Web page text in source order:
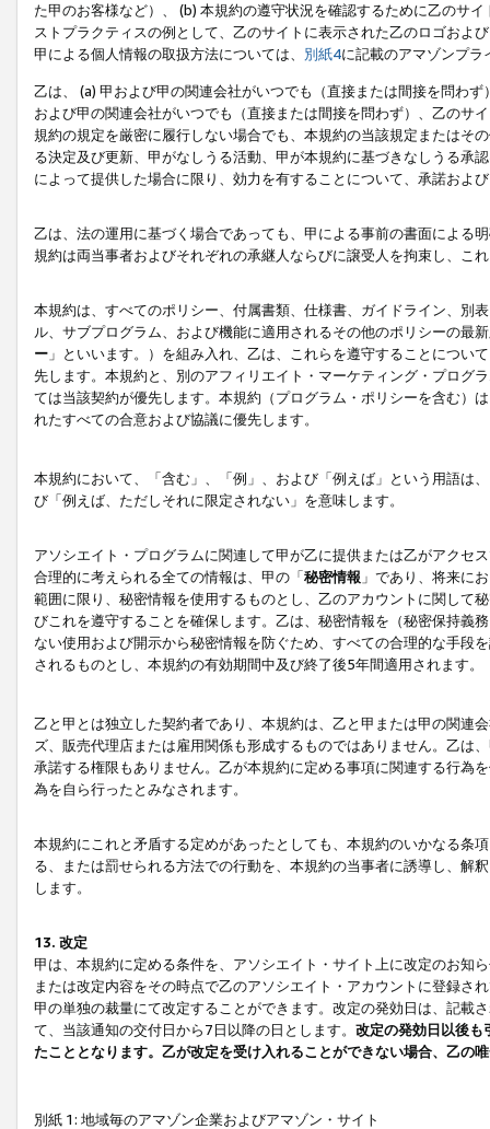
た甲のお客様など）、 (b) 本規約の遵守状況を確認するために乙のサ
ストプラクティスの例として、乙のサイトに表示された乙のロゴおよ
甲による個人情報の取扱方法については、 別紙4に記載のアマゾンプ
乙は、 (a) 甲および甲の関連会社がいつでも（直接または間接を問わ
および甲の関連会社がいつでも（直接または間接を問わず）、乙のサ
規約の規定を厳密に履行しない場合でも、本規約の当該規定またはそ
る決定及び更新、甲がなしうる活動、甲が本規約に基づきなしうる承
によって提供した場合に限り、効力を有することについて、承諾およ
乙は、法の運用に基づく場合であっても、甲による事前の書面による
規約は両当事者およびそれぞれの承継人ならびに譲受人を拘束し、こ
本規約は、すべてのポリシー、付属書類、仕様書、ガイドライン、別
ル、サブプログラム、および機能に適用されるその他のポリシーの最
ー 」といいます。）を組み入れ、乙は、これらを遵守することにつ
先します。本規約と、別のアフィリエイト・マーケティング・プログ
ては当該契約が優先します。本規約（プログラム・ポリシーを含む）
れたすべての合意および協議に優先します。
本規約において、「含む」、「例」、および「例えば」という用語は
び「例えば、ただしそれに限定されない」を意味します。
アソシエイト・プログラムに関連して甲が乙に提供または乙がアクセ
合理的に考えられる全ての情報は、甲の「秘密情報 」であり、将来に
範囲に限り、秘密情報を使用するものとし、乙のアカウントに関して
びこれを遵守することを確保します。乙は、秘密情報を（秘密保持義
ない使用および開示から秘密情報を防ぐため、すべての合理的な手段
されるものとし、本規約の有効期間中及び終了後5年間適用されます。
乙と甲とは独立した契約者であり、本規約は、乙と甲または甲の関連
ズ、販売代理店または雇用関係も形成するものではありません。乙は
承諾する権限もありません。乙が本規約に定める事項に関連する行為
為を自ら行ったとみなされます。
本規約にこれと矛盾する定めがあったとしても、本規約のいかなる条
る、または罰せられる方法での行動を、本規約の当事者に誘導し、解
します。
13. 改定
甲は、本規約に定める条件を、アソシエイト・サイト上に改定のお知
または改定内容をその時点で乙のアソシエイト・アカウントに登録さ
甲の単独の裁量にて改定することができます。改定の発効日は、記載
て、当該通知の交付日から7日以降の日とします。 改定の発効日以後も
たこととなります。乙が改定を受け入れることができない場合、乙の
別紙 1: 地域毎のアマゾン企業およびアマゾン・サイト